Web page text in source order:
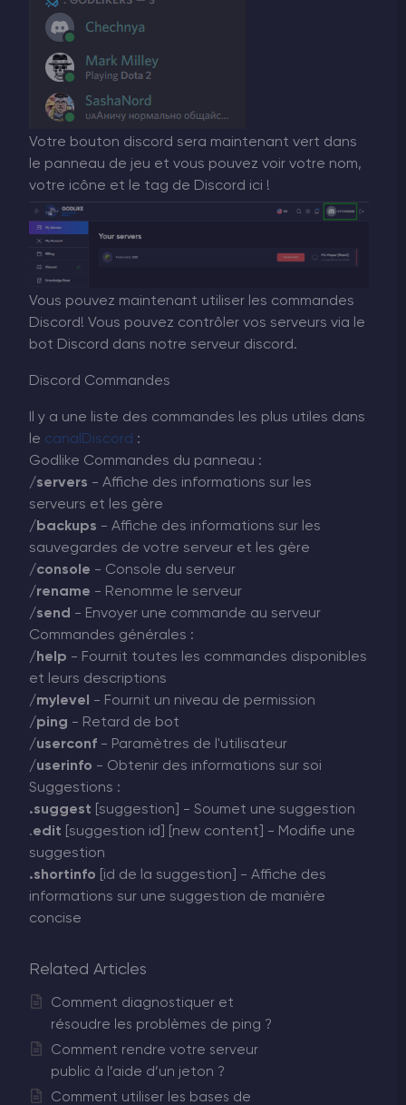
Votre bouton discord sera maintenant vert dans
le panneau de jeu et vous pouvez voir votre nom,
votre icône et le tag de Discord ici !
Vous pouvez maintenant utiliser les commandes
Discord! Vous pouvez contrôler vos serveurs via le
bot Discord dans notre serveur discord.
Discord Commandes
Il y a une liste des commandes les plus utiles dans
le canalDiscord :
Godlike Commandes du panneau :
/servers - Affiche des informations sur les
serveurs et les gère
/backups - Affiche des informations sur les
sauvegardes de votre serveur et les gère
/console - Console du serveur
/rename - Renomme le serveur
/send - Envoyer une commande au serveur
Commandes générales :
/help - Fournit toutes les commandes disponibles
et leurs descriptions
/mylevel
- Fournit un niveau de permission
/ping - Retard de bot
/userconf - Paramètres de l'utilisateur
/userinfo - Obtenir des informations sur soi
Suggestions :
.suggest [suggestion] - Soumet une suggestion
.edit [suggestion id] [new content] - Modifie une
suggestion
.shortinfo [id de la suggestion] - Affiche des
informations sur une suggestion de manière
concise
Related Articles
Comment diagnostiquer et
résoudre les problèmes de ping ?
Comment rendre votre serveur
public à l’aide d’un jeton ?
Comment utiliser les bases de